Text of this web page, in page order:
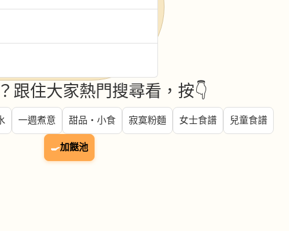
跟住大家熱門搜尋看，按👇
一週煮意 甜品・小食 寂寞粉麵 女士食譜 兒童食譜
🍳加餸池